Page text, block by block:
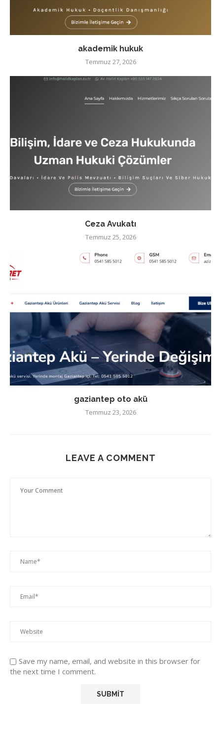
akademik hukuk
Temmuz 27, 2026
Ceza Avukatı
Temmuz 25, 2026
gaziantep oto akü
Temmuz 23, 2026
LEAVE A COMMENT
Save my name, email, and website in this browser for
the next time I comment.